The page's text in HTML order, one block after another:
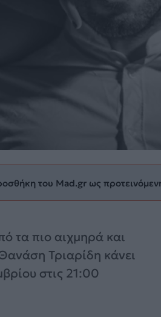
του Mad.gr ως
τα πιο αιχμηρά και
Τριαρίδη κάνει
στις 21:00